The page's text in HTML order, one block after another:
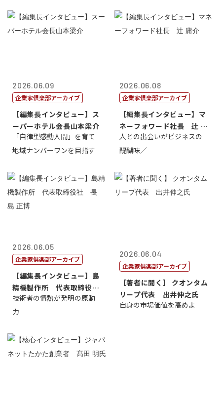
2026.06.09
企業家倶楽部アーカイブ
【編集長インタビュー】ス
ーパーホテル会長山本梁介
「自律型感動人間」を育て
地域ナンバーワンを目指す
2026.06.08
企業家倶楽部アーカイブ
【編集長インタビュー】マ
ネーフォワード社長 辻 庸
介
人との出会いがビジネスの
醍醐味／
2026.06.05
企業家倶楽部アーカイブ
【編集長インタビュー】島
精機製作所 代表取締役
社 長 島 正...
技術者の情熱が発明の原動
力
2026.06.04
企業家倶楽部アーカイブ
【著者に聞く】 クオンタム
リープ代表 出井伸之氏
自身の市場価値を高めよ